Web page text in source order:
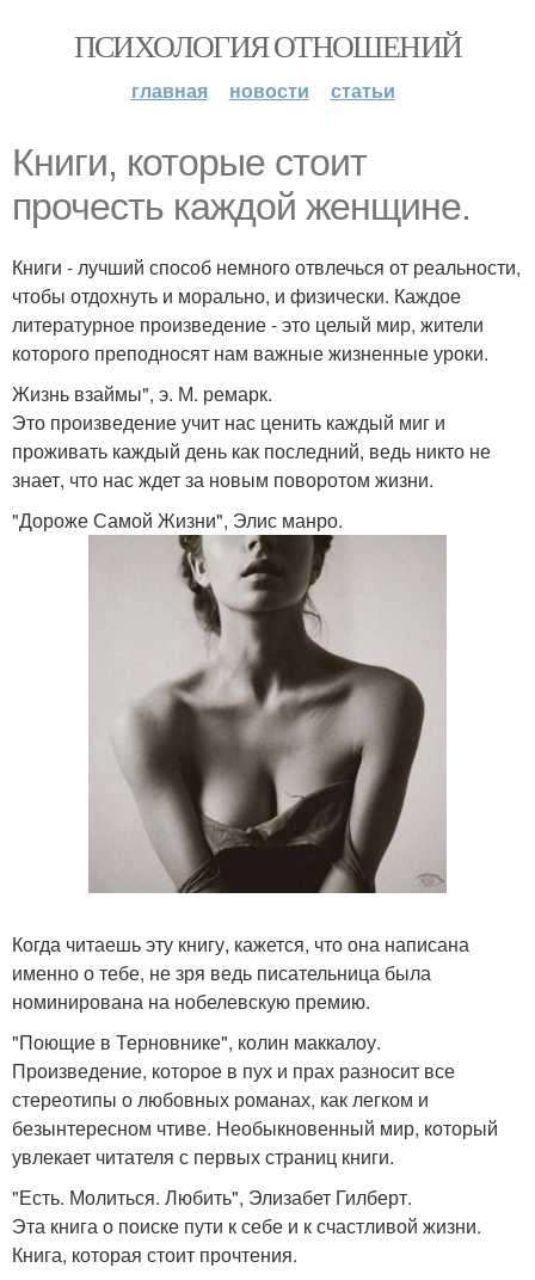
ПСИХОЛОГИЯ ОТНОШЕНИЙ
главная новости статьи
Книги, которые стоит
прочесть каждой женщине.
Книги - лучший способ немного отвлечься от реальности,
чтобы отдохнуть и морально, и физически. Каждое
литературное произведение - это целый мир, жители
которого преподносят нам важные жизненные уроки.
Жизнь взаймы", э. М. ремарк.
Это произведение учит нас ценить каждый миг и
проживать каждый день как последний, ведь никто не
знает, что нас ждет за новым поворотом жизни.
"Дороже Самой Жизни", Элис манро.
Когда читаешь эту книгу, кажется, что она написана
именно о тебе, не зря ведь писательница была
номинирована на нобелевскую премию.
"Поющие в Терновнике", колин маккалоу.
Произведение, которое в пух и прах разносит все
стереотипы о любовных романах, как легком и
безынтересном чтиве. Необыкновенный мир, который
увлекает читателя с первых страниц книги.
"Есть. Молиться. Любить", Элизабет Гилберт.
Эта книга о поиске пути к себе и к счастливой жизни.
Книга, которая стоит прочтения.